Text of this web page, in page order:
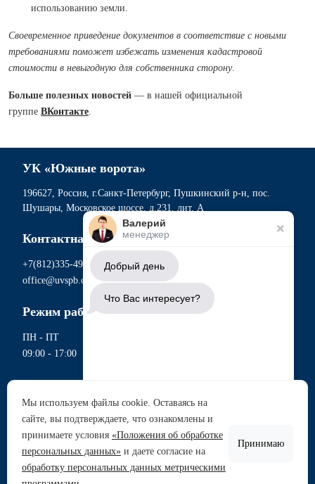
использованию земли.
Своевременное приведение документов в соответствие с новыми
требованиями поможет избежать изменения кадастровой
стоимости в невыгодную для собственника сторону.
Больше полезных новостей — в нашей официальной
группе ВКонтакте
УК «Южные ворота»
196627, Россия, г.Санкт-Петербург, Пушкинский р-н, пос.
Шушары, Московское шоссе, д.231, лит. А
Контактная информация
+7(812)335-49-56
office@uvspb.com
Режим работы
ПН - ПТ
09:00 - 17:00
Политика обработки персональных данных
Согласие на обработку данных метрическими программами
Согласие на обработку персональных данных
Сводная ведомость проведения СОУТ
Перечень рекомендуемых мероприятий по улучшению
Валерий
менеджер
Добрый день
Что Вас интересует?
Аренда участков
Продажа участков
Задать вопрос
Мы используем файлы cookie. Оставаясь на
сайте, вы подтверждаете, что ознакомлены и
принимаете условия «Положения об обработке
персональных данных» и даете согласие на
обработку персональных данных метрическими
Принимаю